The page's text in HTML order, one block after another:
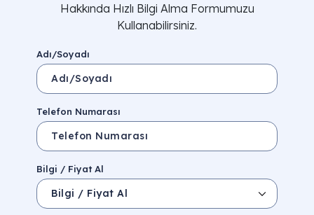
Hakkında Hızlı Bilgi Alma Formumuzu
Kullanabilirsiniz.
Adı/Soyadı
Telefon Numarası
Bilgi / Fiyat Al